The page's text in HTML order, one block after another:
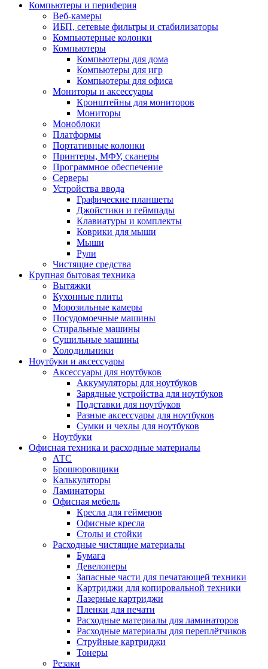
Компьютеры и периферия
Веб-камеры
ИБП, сетевые фильтры и стабилизаторы
Компьютерные колонки
Компьютеры
Компьютеры для дома
Компьютеры для игр
Компьютеры для офиса
Мониторы и аксессуары
Кронштейны для мониторов
Мониторы
Моноблоки
Платформы
Портативные колонки
Принтеры, МФУ, сканеры
Программное обеспечение
Серверы
Устройства ввода
Графические планшеты
Джойстики и геймпады
Клавиатуры и комплекты
Коврики для мыши
Мыши
Рули
Чистящие средства
Крупная бытовая техника
Вытяжки
Кухонные плиты
Морозильные камеры
Посудомоечные машины
Стиральные машины
Сушильные машины
Холодильники
Ноутбуки и аксессуары
Аксессуары для ноутбуков
Аккумуляторы для ноутбуков
Зарядные устройства для ноутбуков
Подставки для ноутбуков
Разные аксессуары для ноутбуков
Сумки и чехлы для ноутбуков
Ноутбуки
Офисная техника и расходные материалы
АТС
Брошюровщики
Калькуляторы
Ламинаторы
Офисная мебель
Кресла для геймеров
Офисные кресла
Столы и стойки
Расходные чистящие материалы
Бумага
Девелоперы
Запасные части для печатающей техники
Картриджи для копировальной техники
Лазерные картриджи
Пленки для печати
Расходные материалы для ламинаторов
Расходные материалы для переплётчиков
Струйные картриджи
Тонеры
Резаки